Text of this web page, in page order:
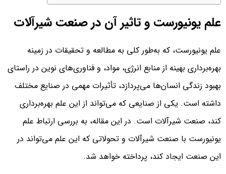
علم یونیورست و تاثیر آن در صنعت شیرآلات
علم یونیورست، که به‌طور کلی به مطالعه و تحقیقات در زمینه
بهره‌برداری بهینه از منابع انرژی، مواد، و فناوری‌های نوین در راستای
بهبود زندگی انسان‌ها می‌پردازد، تأثیرات مهمی در صنایع مختلف
داشته است. یکی از صنایعی که می‌تواند از این علم بهره‌برداری
کند، صنعت شیرآلات است. در این مقاله، به بررسی ارتباط علم
یونیورست با صنعت شیرآلات و تحولاتی که این علم می‌تواند در
این صنعت ایجاد کند، پرداخته خواهد شد.